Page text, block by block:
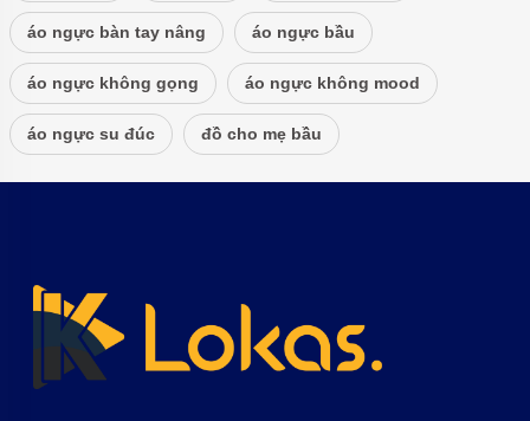
áo ngực bàn tay nâng áo ngực bầu
áo ngực không gọng áo ngực không mood
áo ngực su đúc đồ cho mẹ bầu